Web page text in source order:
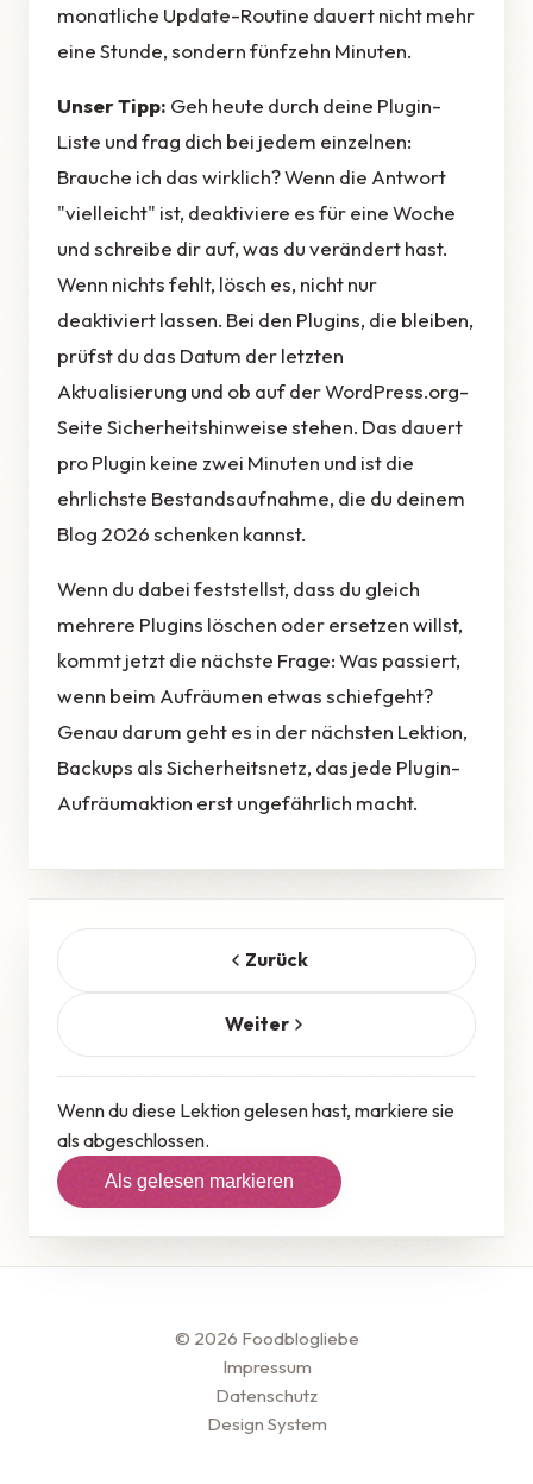
monatliche Update-Routine dauert nicht mehr
eine Stunde, sondern fünfzehn Minuten.
Unser Tipp: Geh heute durch deine Plugin-
Liste und frag dich bei jedem einzelnen:
Brauche ich das wirklich? Wenn die Antwort
"vielleicht" ist, deaktiviere es für eine Woche
und schreibe dir auf, was du verändert hast.
Wenn nichts fehlt, lösch es, nicht nur
deaktiviert lassen. Bei den Plugins, die bleiben,
prüfst du das Datum der letzten
Aktualisierung und ob auf der WordPress.org-
Seite Sicherheitshinweise stehen. Das dauert
pro Plugin keine zwei Minuten und ist die
ehrlichste Bestandsaufnahme, die du deinem
Blog 2026 schenken kannst.
Wenn du dabei feststellst, dass du gleich
mehrere Plugins löschen oder ersetzen willst,
kommt jetzt die nächste Frage: Was passiert,
wenn beim Aufräumen etwas schiefgeht?
Genau darum geht es in der nächsten Lektion,
Backups als Sicherheitsnetz, das jede Plugin-
Aufräumaktion erst ungefährlich macht.
Zurück
Weiter
Wenn du diese Lektion gelesen hast, markiere sie
als abgeschlossen.
Als gelesen markieren
© 2026 Foodblogliebe
Impressum
Datenschutz
Design System